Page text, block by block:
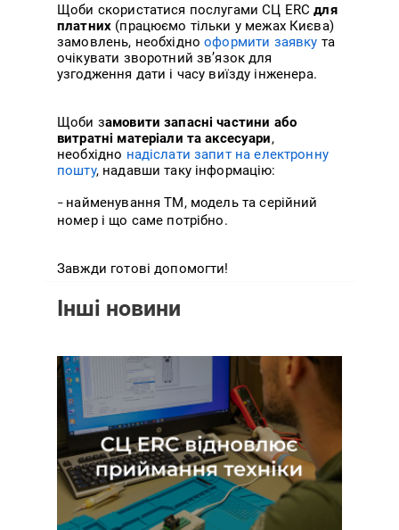
Щоби скористатися послугами СЦ ERC для
платних (працюємо тільки у межах Києва)
замовлень, необхіднооформити заявку та
очікувати зворотний зв’язок для
узгодження дати і часу виїзду інженера.
Щоби замовити запасні частини або
витратні матеріали та аксесуари,
необхідно надіслати запит на електронну
пошту, надавши таку інформацію:
– найменування ТМ, модель та серійний
номер і що саме потрібно.
Завжди готові допомогти!
Інші новини